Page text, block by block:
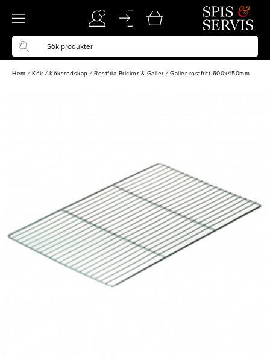
Hem / Kök / Köksredskap / Rostfria Brickor & Galler / Galler rostfritt 600x450mm